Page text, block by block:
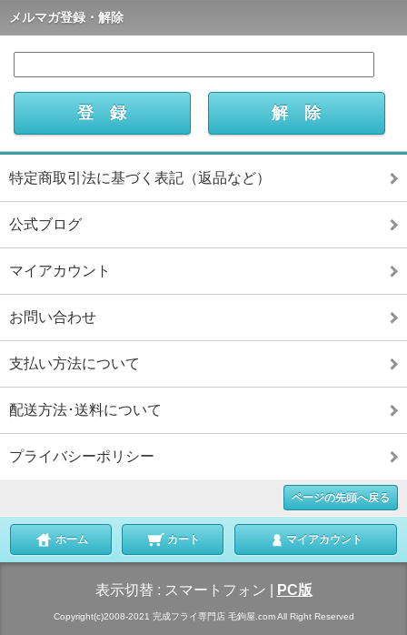
メルマガ登録・解除
特定商取引法に基づく表記（返品など）
公式ブログ
マイアカウント
お問い合わせ
支払い方法について
配送方法･送料について
プライバシーポリシー
ページの先頭へ戻る
ホーム カート マイアカウント
表示切替 : スマートフォン PC版
Copyright(c)2008-2021 完成フライ専門店 毛鉤屋.com All Right Reserved